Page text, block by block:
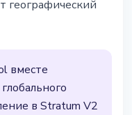
географический
вместе
в Stratum V2